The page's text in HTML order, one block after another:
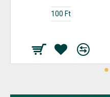
100 Ft